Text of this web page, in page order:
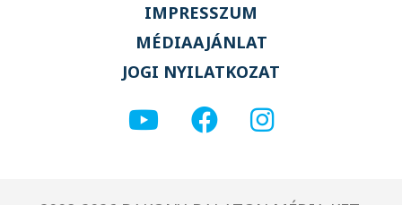
IMPRESSZUM
MÉDIAAJÁNLAT
JOGI NYILATKOZAT